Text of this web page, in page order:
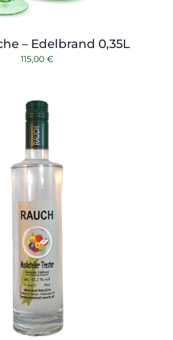
– Edelbrand 0,35L
115,00 €